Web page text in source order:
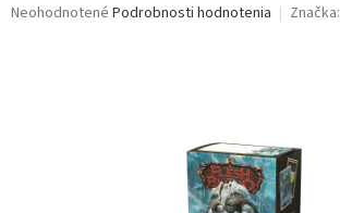
Priemerné
Neohodnotené Podrobnosti hodnotenia Značka: